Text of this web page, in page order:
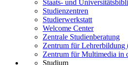
Staats- und
Studienzentren
Studierwerkstatt
Welcome Center
Zentrale Studienberatung
Zentrum für
Zentrum für Multimedia in
Studium